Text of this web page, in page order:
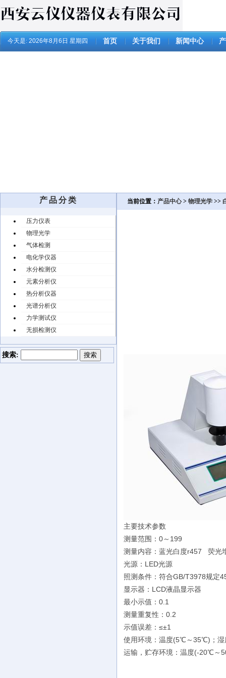
今天是: 2026年8月6日 星期四 首页 关于我们 新闻中心
产品分类
压力仪表
物理光学
气体检测
电化学仪器
水分检测仪
元素分析仪
热分析仪器
光谱分析仪
力学测试仪
无损检测仪
搜索:
当前位置： 产品中心> 物理光学 >>
主要技术参数
测量范围：0～199
测量内容：蓝光白度r457 荧光
光源：LED光源
照测条件：符合GB/T3978规定
显示器：LCD液晶显示器
最小示值：0.1
测量重复性：0.2
示值误差：≤±1
使用环境：温度(5℃～35℃)；湿
运输，贮存环境：温度(-20℃～